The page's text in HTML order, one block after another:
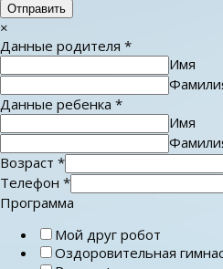
Отправить
×
Данные родителя *
Имя
Данные ребенка *
Имя
Возраст *
Телефон *
Программа
Мой друг робот
Оздоровительная